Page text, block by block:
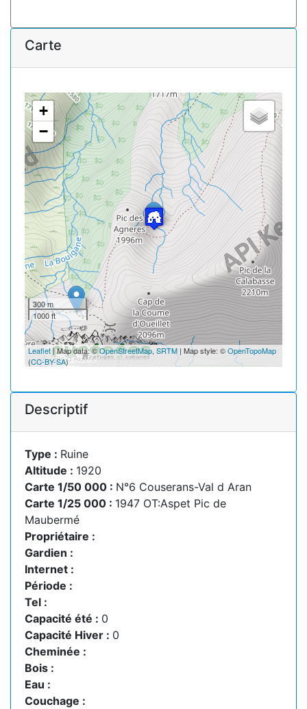
Carte
+
−
300 m
1000 ft
Leaflet| Map data: ©OpenStreetMap, SRTM | Map style: ©OpenTopoMap
(CC-BY-SA)
Descriptif
Type : Ruine
Altitude : 1920
Carte 1/50 000 : N°6 Couserans-Val d Aran
Carte 1/25 000 : 1947 OT:Aspet Pic de
Maubermé
Propriétaire :
Gardien :
Internet :
Période :
Tel :
Capacité été : 0
Capacité Hiver : 0
Cheminée :
Bois :
Eau :
Couchage :